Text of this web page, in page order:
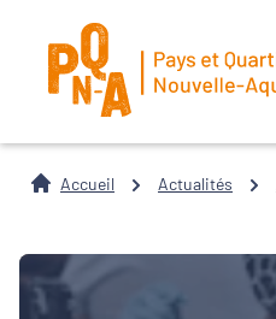
Accueil Actualités